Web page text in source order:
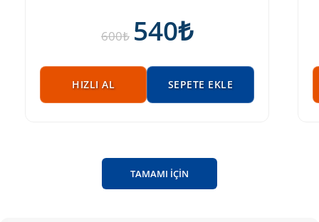
600₺ 540₺
HIZLI AL SEPETE EKLE
TAMAMI İÇİN